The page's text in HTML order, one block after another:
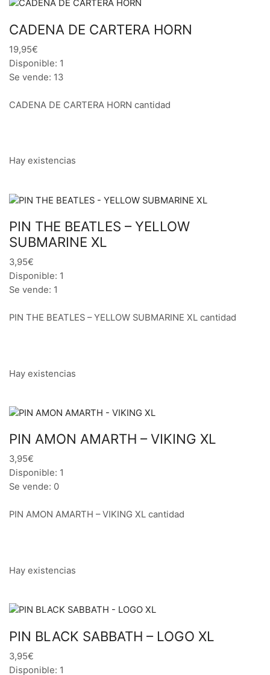
CADENA DE CARTERA HORN
19,95€
Disponible: 1
Se vende: 13
CADENA DE CARTERA HORN cantidad
Hay existencias
PIN THE BEATLES – YELLOW
SUBMARINE XL
3,95€
Disponible: 1
Se vende: 1
PIN THE BEATLES – YELLOW SUBMARINE XL cantidad
Hay existencias
PIN AMON AMARTH – VIKING XL
3,95€
Disponible: 1
Se vende: 0
PIN AMON AMARTH – VIKING XL cantidad
Hay existencias
PIN BLACK SABBATH – LOGO XL
3,95€
Disponible: 1